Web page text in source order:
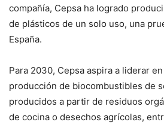
compañía, Cepsa ha logrado
de plásticos de un solo uso, una
España.
Para 2030, Cepsa aspira a liderar
producción de biocombustibles de
producidos a partir de residuos
de cocina o desechos agrícolas,